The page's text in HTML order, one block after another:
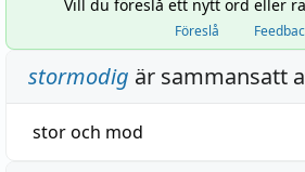
Vill du föreslå ett nytt ord eller
Föreslå
stormodig är sammansatt
storoch mod